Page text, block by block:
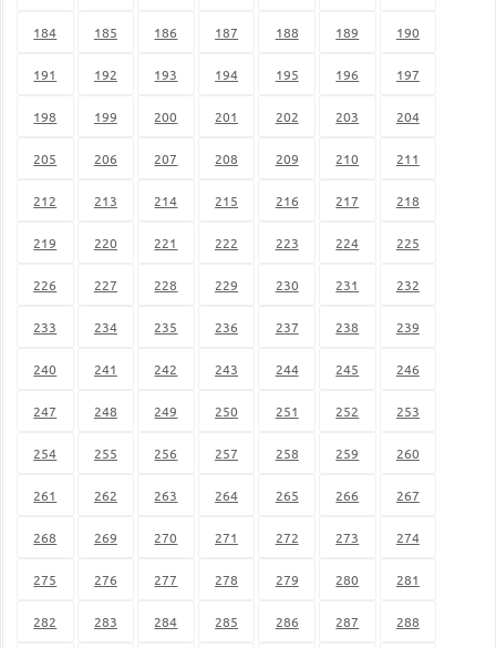
184 185 186 187 188 189 190
191 192 193 194 195 196 197
198 199 200 201 202 203 204
205 206 207 208 209 210 211
212 213 214 215 216 217 218
219 220 221 222 223 224 225
226 227 228 229 230 231 232
233 234 235 236 237 238 239
240 241 242 243 244 245 246
247 248 249 250 251 252 253
254 255 256 257 258 259 260
261 262 263 264 265 266 267
268 269 270 271 272 273 274
275 276 277 278 279 280 281
282 283 284 285 286 287 288